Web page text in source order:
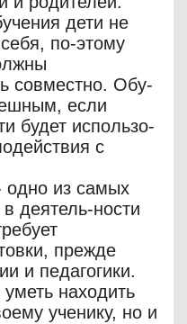
дети не
по-этому
совместно. Обу-
если
будет использо-
с
одно из самых
деятель-ности
прежде
и педагогики.
находить
ученику, но и